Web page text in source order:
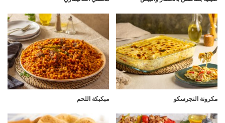
مكرونة النجرسكو مبكبكة اللحم